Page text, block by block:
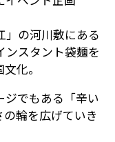
」の河川敷にある
ンスタント袋麺を
化。
ジでもある「辛い
輪を広げていき